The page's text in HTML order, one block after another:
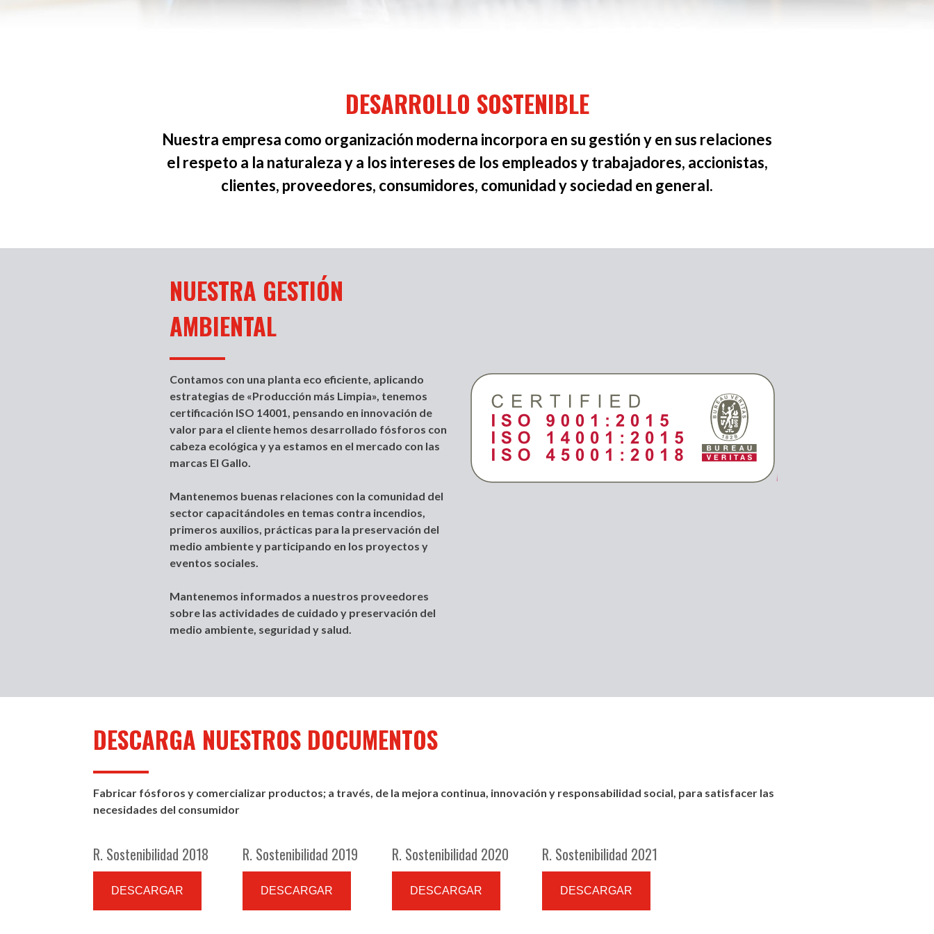
DESARROLLO SOSTENIBLE
Nuestra empresa como organización moderna incorpora en su gestión y en sus relaciones
el respeto a la naturaleza y a los intereses de los empleados y trabajadores, accionistas,
clientes, proveedores, consumidores, comunidad y sociedad en general.
NUESTRA GESTIÓN
AMBIENTAL
Contamos con una planta eco eficiente, aplicando
estrategias de «Producción más Limpia», tenemos
certificación ISO 14001, pensando en innovación de
valor para el cliente hemos desarrollado fósforos con
cabeza ecológica y ya estamos en el mercado con las
marcas El Gallo.
Mantenemos buenas relaciones con la comunidad del
sector capacitándoles en temas contra incendios,
primeros auxilios, prácticas para la preservación del
medio ambiente y participando en los proyectos y
eventos sociales.
Mantenemos informados a nuestros proveedores
sobre las actividades de cuidado y preservación del
medio ambiente, seguridad y salud.
DESCARGA NUESTROS DOCUMENTOS
Fabricar fósforos y comercializar productos; a través, de la mejora continua, innovación y responsabilidad social, para satisfacer las
necesidades del consumidor
R. Sostenibilidad 2018
DESCARGAR
R. Sostenibilidad 2019
DESCARGAR
R. Sostenibilidad 2020
DESCARGAR
R. Sostenibilidad 2021
DESCARGAR